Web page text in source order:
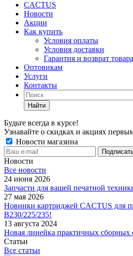
CACTUS
Новости
Акции
Как купить
Условия оплаты
Условия доставки
Гарантия и возврат товара
Оптовикам
Услуги
Контакты
Найти
Будьте всегда в курсе!
Узнавайте о скидках и акциях
Новости магазина
Новости
Все новости
24 июня 2026
Запчасти для вашей печатной
27 мая 2026
Новинки картриджей CACTUS для
B230/225/235!
13 августа 2024
Новая линейка практичных
Статьи
Все статьи